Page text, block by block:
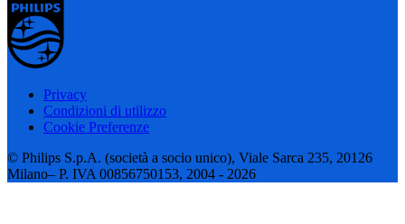
Privacy
Condizioni di utilizzo
Cookie Preferenze
© Philips S.p.A. (società a socio unico), Viale Sarca 235, 20126
Milano– P. IVA 00856750153, 2004 - 2026